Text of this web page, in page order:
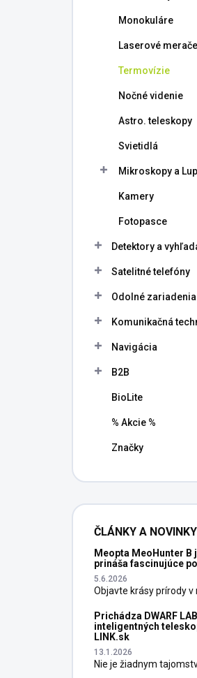
Monokuláre
Laserové
Termovízie
Nočné videnie
Astro. teleskopy
Svietidlá
Mikroskopy a
Kamery
Fotopasce
Detektory a
Satelitné telefóny
Odolné zariadenia
Komunikačná
Navigácia
B2B
BioLite
% Akcie %
Značky
ČLÁNKY A NOVINKY
Meopta MeoHunter B
prináša fascinujúce
5.6.2026
Objavte krásy prírody v
Prichádza DWARF
inteligentných
LINK.sk
13.1.2026
Nie je žiadnym